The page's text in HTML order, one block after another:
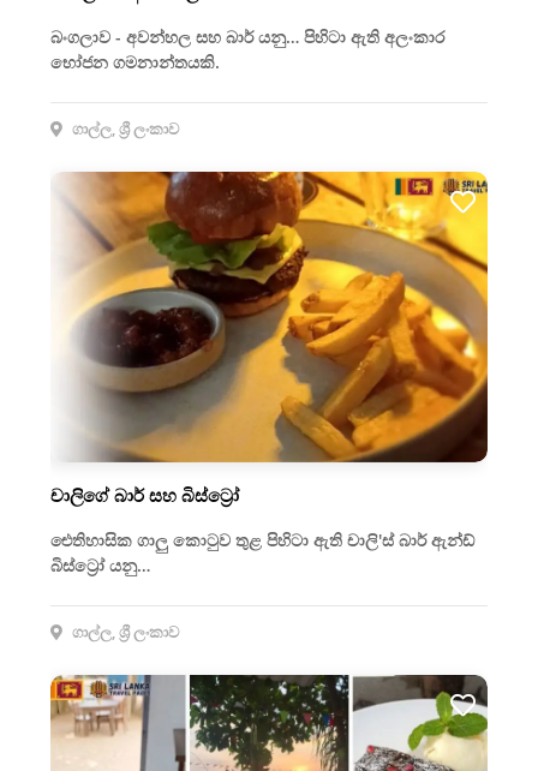
බංගලාව - අවන්හල සහ බාර් යනු… පිහිටා ඇති අලංකාර
භෝජන ගමනාන්තයකි.
ගාල්ල, ශ්‍රී ලංකාව
චාලිගේ බාර් සහ බිස්ට්‍රෝ
ඓතිහාසික ගාලු කොටුව තුළ පිහිටා ඇති චාලි'ස් බාර් ඇන්ඩ්
බිස්ට්‍රෝ යනු…
ගාල්ල, ශ්‍රී ලංකාව